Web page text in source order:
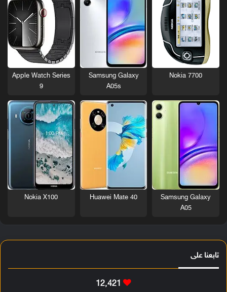
Nokia 7700
Samsung Galaxy
A05s
Apple Watch Series
9
Samsung Galaxy
A05
Huawei Mate 40
Nokia X100
تابعنا على
12٬421